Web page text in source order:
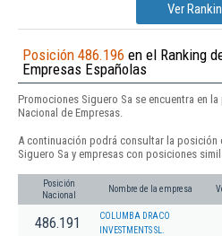
Ver
Posición 486.196 en el Ranking
Empresas Españolas
Promociones Siguero Sa se encuentra en
Nacional de Empresas.
A continuación podrá consultar la posición
Siguero Sa y empresas con posiciones
Posición
Nacional
Nombre de la empresa
486.191
COLUMBA DRACO
INVESTMENTS SL.